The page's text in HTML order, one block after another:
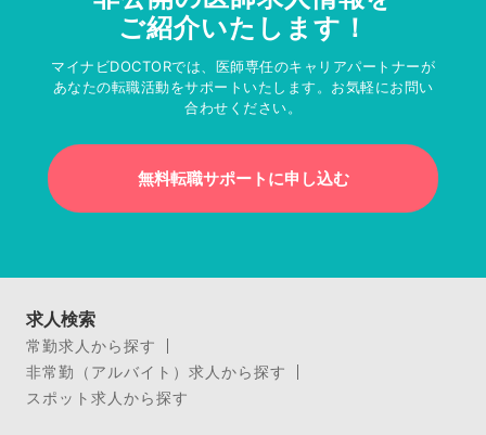
ご紹介いたします！
マイナビDOCTORでは、医師専任のキャリアパートナーが
あなたの転職活動をサポートいたします。お気軽にお問い
合わせください。
無料転職サポートに申し込む
求人検索
常勤求人から探す
非常勤（アルバイト）求人から探す
スポット求人から探す